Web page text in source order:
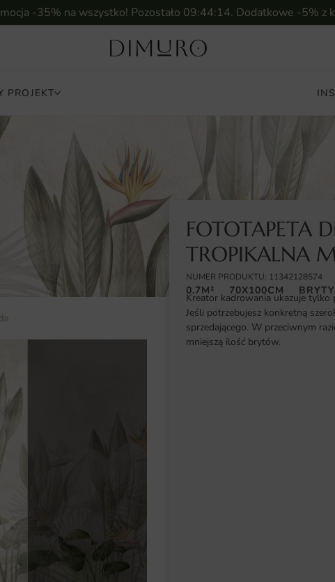
-35% na wszystko! Pozostało 09:44:13. Dodatkowe -5% z
PROJEKT
Fototapeta Delikatna Tropikalna Mgła
FOTOTAPETA
TROPIKALNA
NUMER PRODUKTU: 11342128574
0.7M² 70X100CM
Kreator kadrowania ukazuje
Jeśli potrzebujesz konkretną
sprzedającego. W przeciwnym
mniejszą ilość brytów.